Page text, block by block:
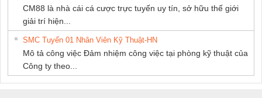
CM88 là nhà cái cá cược trực tuyến uy tín, sở hữu thế giới
giải trí hiện...
SMC Tuyển 01 Nhân Viên Kỹ Thuật-HN
Mô tả công việc Đảm nhiệm công việc tại phòng kỹ thuật của
Công ty theo...